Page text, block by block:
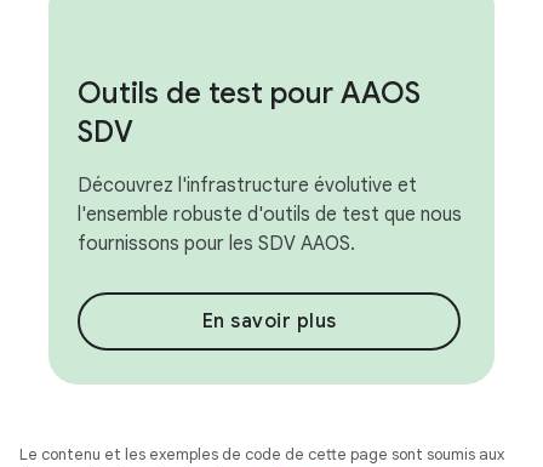
Outils de test pour AAOS
SDV
Découvrez l'infrastructure évolutive et
l'ensemble robuste d'outils de test que nous
fournissons pour les SDV AAOS.
En savoir plus
Le contenu et les exemples de code de cette page sont soumis aux